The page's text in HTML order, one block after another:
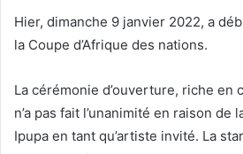
Hier, dimanche 9 janvier 2022, a
la Coupe d’Afrique des nations.
La cérémonie d’ouverture, riche en
n’a pas fait l’unanimité en raison de
Ipupa en tant qu’artiste invité. La